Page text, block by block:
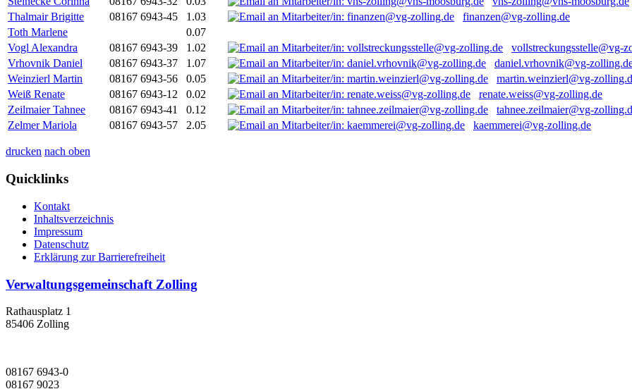
Thalmair Brigitte
08167 6943-45 1.03
finanzen@vg-zolling.de
Toth Marlene
0.07
Vogl Alexandra
08167 6943-39 1.02
vollstreckungsstelle@vg-
Vrhovnik Daniel
08167 6943-37 1.07
daniel.vrhovnik@vg-
Weinzierl Martin
08167 6943-56 0.05
martin.weinzierl@vg-
Weiß Renate
08167 6943-12 0.02
renate.weiss@vg-zolling.de
Zeilmaier Tahnee
08167 6943-41 0.12
tahnee.zeilmaier@vg-
Zelmer Mariola
08167 6943-57 2.05 kaemmerei@vg-zolling.de
drucken nach oben
Quicklinks
Kontakt
Inhaltsverzeichnis
Impressum
Datenschutz
Erklärung zur Barrierefreiheit
Verwaltungsgemeinschaft Zolling
Rathausplatz 1
85406 Zolling
08167 6943-0
08167 9023